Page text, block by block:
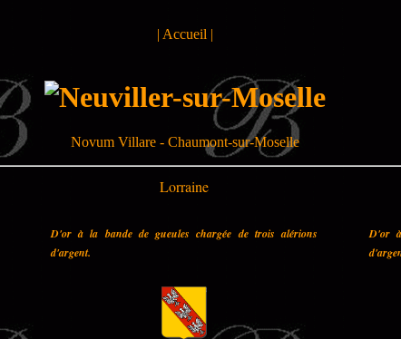
| Accueil |
Novum Villare - Chaumont-sur-Moselle
Lorraine
D'or à la bande de gueules chargée de trois alérions
d'argent.
D'or